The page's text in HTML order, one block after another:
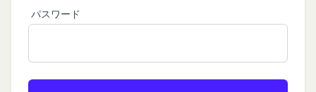
パスワード
お客様から直接取得する情報
当社は、お客様が当社のサービスの登録手続を行う
す。）をご提供いただく場合があります。
氏名、生年月日、性別、職業等プロフィールに関す
当該各号に定めるところによるものとします。
ギフト券番号を入力し、
Amazonギフト券の利用方法に関しましては、Amazon の
こちら
をご確認ください。